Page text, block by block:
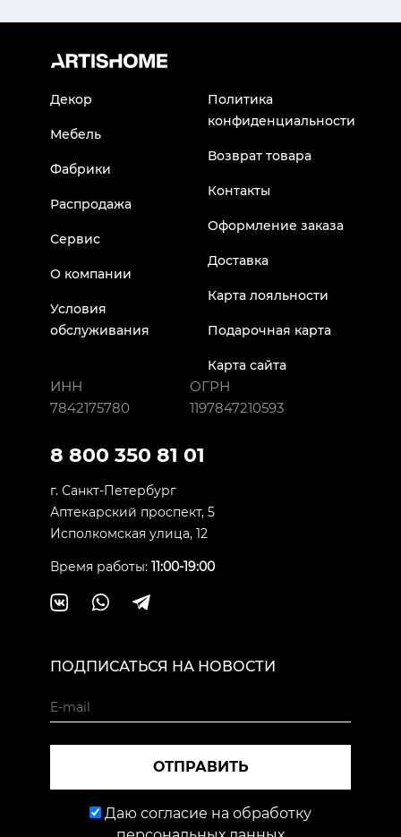
Декор
Мебель
Фабрики
Распродажа
Сервис
О компании
Условия
обслуживания
Политика
конфиденциальности
Возврат товара
Контакты
Оформление заказа
Доставка
Карта лояльности
Подарочная карта
Карта сайта
ИНН
7842175780
ОГРН
1197847210593
8 800 350 81 01
г. Санкт-Петербург
Аптекарский проспект, 5
Исполкомская улица, 12
Время работы: 11:00-19:00
ПОДПИСАТЬСЯ НА НОВОСТИ
ОТПРАВИТЬ
Даю согласие на обработку